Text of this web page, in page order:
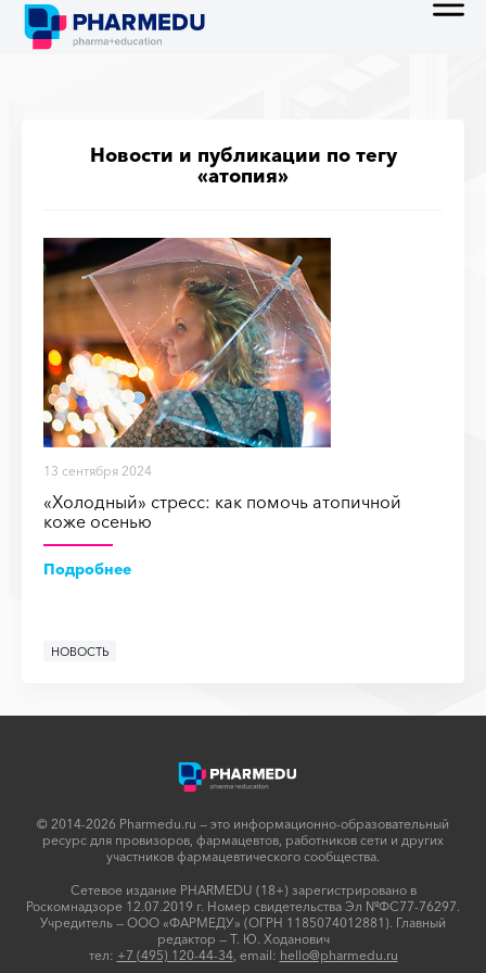
Новости и публикации по тегу
«атопия»
НОВОСТЬ
13 сентября 2024
«Холодный» стресс: как помочь атопичной
коже осенью
Подробнее
© 2014-2026 Pharmedu.ru — это информационно-образовательный
ресурс для провизоров, фармацевтов, работников сети и других
участников фармацевтического сообщества.
Сетевое издание PHARMEDU (18+) зарегистрировано в
Роскомнадзоре 12.07.2019 г. Номер свидетельства Эл №ФС77-76297.
Учредитель — ООО «ФАРМЕДУ» (ОГРН 1185074012881). Главный
редактор — Т. Ю. Ходанович
тел: +7 (495) 120-44-34, email: hello@pharmedu.ru